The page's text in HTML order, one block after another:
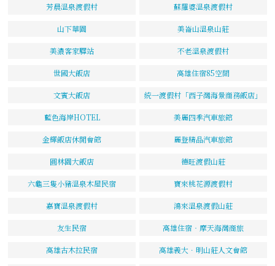
芳晨溫泉渡假村 蘇羅婆溫泉渡假村
山下華園 美崙山溫泉山莊
美濃客家驛站 不老溫泉渡假村
世國大飯店 高雄住宿85空間
文賓大飯店 統一渡假村「西子灣海景商務飯店」
藍色海岸HOTEL 美麗四季汽車旅館
金輝飯店休閒會館 麗登精品汽車旅館
圓林園大飯店 德旺渡假山莊
六龜三隻小豬溫泉木屋民宿 寶來桃花源渡假村
嘉寶溫泉渡假村 鴻來溫泉渡假山莊
友生民宿 高雄住宿‧摩天海灣商旅
高雄古木拉民宿 高雄義大．明山莊人文會館